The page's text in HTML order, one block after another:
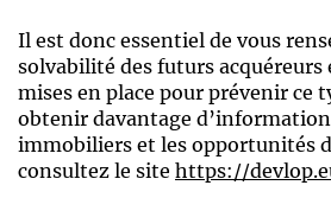
Il est donc essentiel de vous
solvabilité des futurs acquéreurs
mises en place pour prévenir ce
obtenir davantage
immobiliers et les opportunités
consultez le site https://